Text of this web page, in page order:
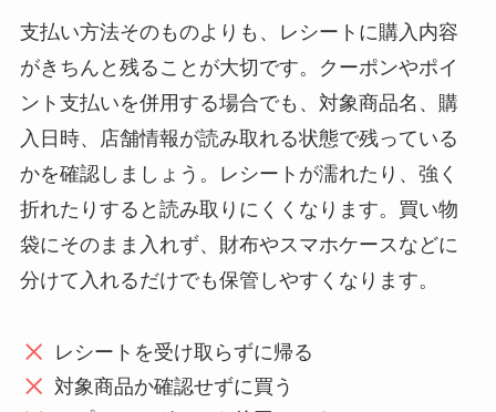
支払い方法そのものよりも、レシートに購入内容
がきちんと残ることが大切です。クーポンやポイ
ント支払いを併用する場合でも、対象商品名、購
入日時、店舗情報が読み取れる状態で残っている
かを確認しましょう。レシートが濡れたり、強く
折れたりすると読み取りにくくなります。買い物
袋にそのまま入れず、財布やスマホケースなどに
分けて入れるだけでも保管しやすくなります。
レシートを受け取らずに帰る
対象商品か確認せずに買う